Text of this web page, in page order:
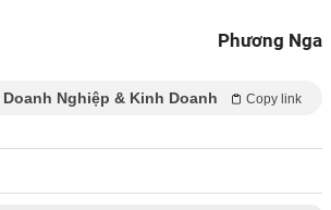
Phương Nga
Doanh Nghiệp & Kinh Doanh Copy link